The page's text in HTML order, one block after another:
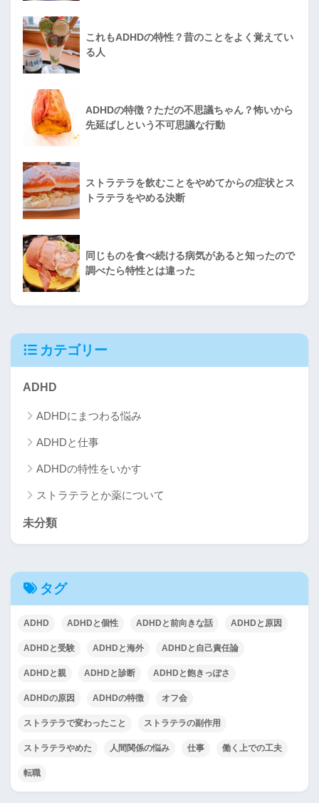
これもADHDの特性？昔のことをよく覚えてい
る人
ADHDの特徴？ただの不思議ちゃん？怖いから
先延ばしという不可思議な行動
ストラテラを飲むことをやめてからの症状とス
トラテラをやめる決断
同じものを食べ続ける病気があると知ったので
調べたら特性とは違った
カテゴリー
ADHD
ADHDにまつわる悩み
ADHDと仕事
ADHDの特性をいかす
ストラテラとか薬について
未分類
タグ
ADHD ADHDと個性 ADHDと前向きな話 ADHDと原因
ADHDと受験 ADHDと海外 ADHDと自己責任論
ADHDと親 ADHDと診断 ADHDと飽きっぽさ
ADHDの原因 ADHDの特徴 オフ会
ストラテラで変わったこと ストラテラの副作用
ストラテラやめた 人間関係の悩み 仕事 働く上での工夫
転職